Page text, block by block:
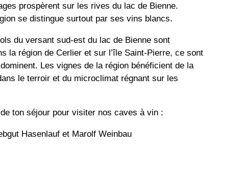
prospèrent sur les rives du lac de Bienne.
se distingue surtout par ses vins blancs.
du versant sud-est du lac de Bienne sont
la région de Cerlier et sur l’île Saint-Pierre, ce sont
Les vignes de la région bénéficient de la
le terroir et du microclimat régnant sur les
ton séjour pour visiter nos caves à vin :
Hasenlauf et Marolf Weinbau